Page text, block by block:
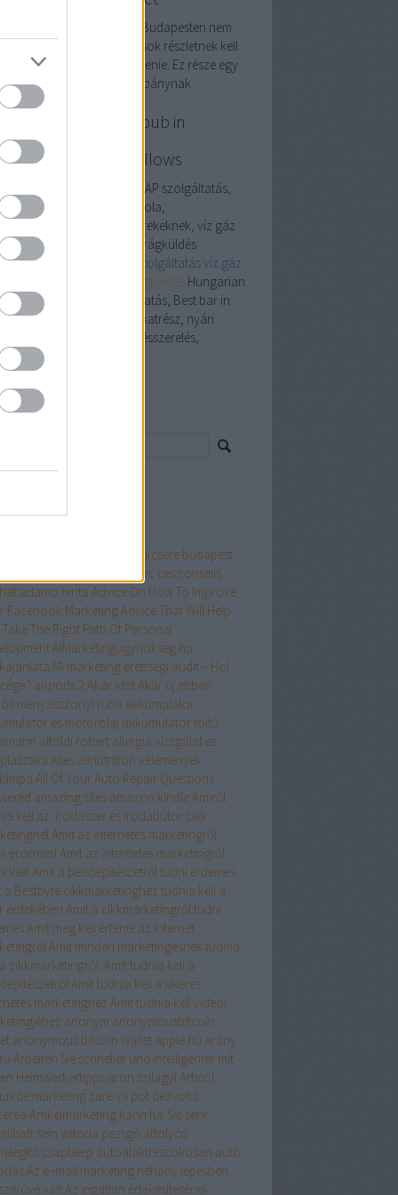
keresőoptimalizálás Budapesten nem
egyszerű feladat. Nagyon sok részletnek kell
harmónikusan összeillenie. Ez része egy
online marketing kampánynak.
szolgáltatás, Best pub in
autósiskola,
down pillows
down comforters, EAP szolgáltatás,
pub in Budapest, autósiskola,
nyári tábor gyerekeknek, víz gáz
személyi edző, virágküldés
down pillows
Eap szolgáltatásvíz gáz
virágküldés Hungarian
comforters, EAP szolgáltatás, Best bar in
autósiskola, autóalkatrész, nyári
gyerekeknek, víz gáz fűtésszerelés,
edző, virágküldés
ablakcsere budapest
Achetez en ligne avec ces conseils
adamo hinta Advice On How To Improve
Facebook MarketingAdvice That Will Help
The Right Path Of Personal
AIMarketingugynokseg.hu
MI marketing érettségi audit – Hol
airpods 2 Akár időtAkár új ebben
menyasszonyi ruha akkumulátor
és motorolaj akkumulátor töltő
alfoldi robert allergia vizsgálat és
Alles allnutrition vélemények
All Of Your Auto Repair Questions
amazing sites amazon kindleAmiről
kell az irodaszer és irodabútor cikk
Amit az internetes marketingről
érdemes! Amit az internetes marketingről
kell! Amit a belsőépítészetről tudni érdemes
a Bestbyte cikkmarketinghez tudnia kell a
érdekében Amit a cikkmarketingről tudni
Amit meg kell értenie az Internet
Amit minden marketingesnek tudnia
cikkmarketingről. Amit tudnia kell a
Amit tudnia kell a sikeres
marketinghez Amit tudnia kell videói
anonym anonymousbitcoin
anonymous bitcoin wallet apple hu arany
Arbeiten Sie schneller und intelligenter mit
Heimwerkertipps aron szilagyi Articol
de marketing care vă pot dezvolta
Artikelmarketing kann für Sie sehr
sein astoria pezsgő átfolyós
csaptelep autoalaktreszokosan autó
Az e -mail marketing néhány lépésben
váltAz ingatlan értékesítésének